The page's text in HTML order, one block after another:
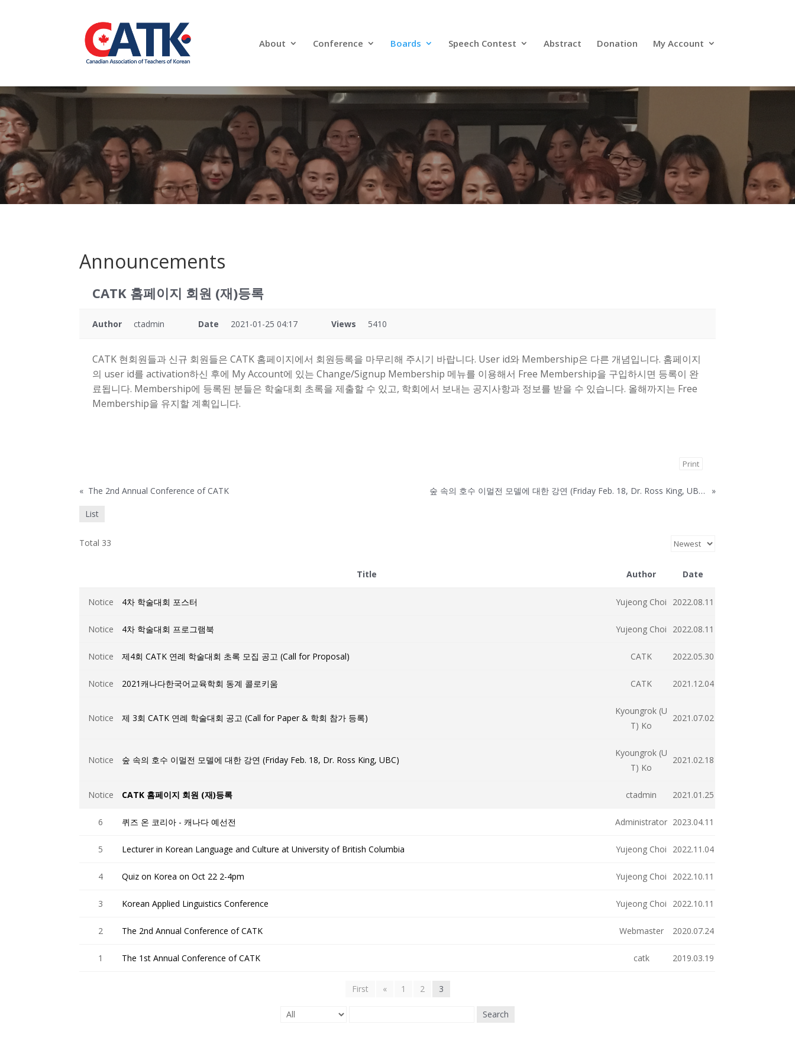
About Conference Boards Speech Contest Abstract Donation My Account
Announcements
CATK 홈페이지 회원 (재)등록
Author ctadmin Date 2021-01-25 04:17 Views 5410
CATK 현회원들과 신규 회원들은 CATK 홈페이지에서 회원등록을 마무리해 주시기 바랍니다. User id와 Membership은 다른 개념입니다. 홈페이지
의 user id를 activation하신 후에 My Account에 있는 Change/Signup Membership 메뉴를 이용해서 Free Membership을 구입하시면 등록이 완
료됩니다. Membership에 등록된 분들은 학술대회 초록을 제출할 수 있고, 학회에서 보내는 공지사항과 정보를 받을 수 있습니다. 올해까지는 Free
Membership을 유지할 계획입니다.
Print
« The 2nd Annual Conference of CATK 숲 속의 호수 이멀전 모델에 대한 강연 (Friday Feb. 18, Dr. Ross King, UBC) »
List
Total 33
Title Author Date
Notice 4차 학술대회 포스터 Yujeong Choi 2022.08.11
Notice 4차 학술대회 프로그램북 Yujeong Choi 2022.08.11
Notice 제4회 CATK 연례 학술대회 초록 모집 공고 (Call for Proposal) CATK 2022.05.30
Notice 2021캐나다한국어교육학회 동계 콜로키움 CATK 2021.12.04
Notice 제 3회 CATK 연례 학술대회 공고 (Call for Paper & 학회 참가 등록)
Kyoungrok (U
T) Ko
2021.07.02
Notice 숲 속의 호수 이멀전 모델에 대한 강연 (Friday Feb. 18, Dr. Ross King, UBC)
Kyoungrok (U
T) Ko
2021.02.18
Notice CATK 홈페이지 회원 (재)등록 ctadmin 2021.01.25
6 퀴즈 온 코리아 - 캐나다 예선전 Administrator 2023.04.11
5 Lecturer in Korean Language and Culture at University of British Columbia Yujeong Choi 2022.11.04
4 Quiz on Korea on Oct 22 2-4pm Yujeong Choi 2022.10.11
3 Korean Applied Linguistics Conference Yujeong Choi 2022.10.11
2 The 2nd Annual Conference of CATK Webmaster 2020.07.24
1 The 1st Annual Conference of CATK catk 2019.03.19
First « 1 2 3
Search